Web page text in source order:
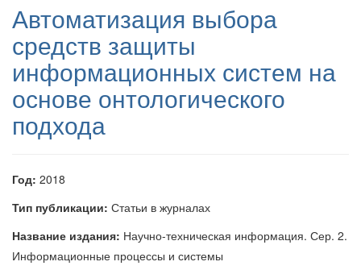
Автоматизация выбора
средств защиты
информационных систем на
основе онтологического
подхода
Год: 2018
Тип публикации: Статьи в журналах
Название издания: Научно-техническая информация. Сер. 2.
Информационные процессы и системы